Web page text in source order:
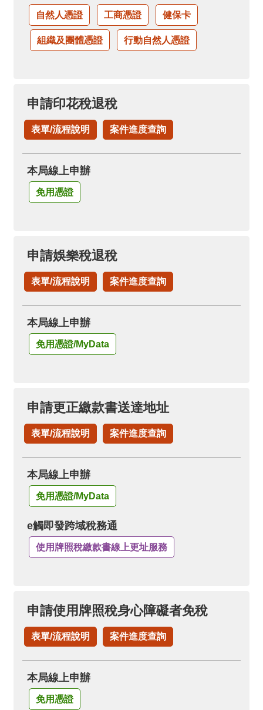
自然人憑證 工商憑證 健保卡
組織及團體憑證 行動自然人憑證
申請印花稅退稅
表單/流程說明 案件進度查詢
本局線上申辦
免用憑證
申請娛樂稅退稅
表單/流程說明 案件進度查詢
本局線上申辦
免用憑證/MyData
申請更正繳款書送達地址
表單/流程說明 案件進度查詢
本局線上申辦
免用憑證/MyData
e觸即發跨域稅務通
使用牌照稅繳款書線上更址服務
申請使用牌照稅身心障礙者免稅
表單/流程說明 案件進度查詢
本局線上申辦
免用憑證